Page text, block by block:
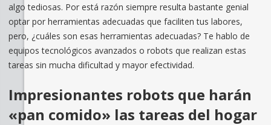
algo tediosas. Por está razón siempre resulta bastante genial
optar por herramientas adecuadas que faciliten tus labores,
pero, ¿cuáles son esas herramientas adecuadas? Te hablo de
equipos tecnológicos avanzados o robots que realizan estas
tareas sin mucha dificultad y mayor efectividad.
Impresionantes robots que harán
«pan comido» las tareas del hogar